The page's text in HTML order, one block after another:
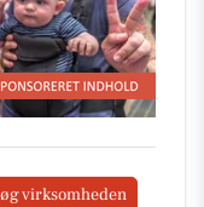
virksomheden